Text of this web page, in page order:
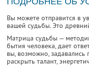
Вы можете отправится в
вашей судьбы. Это
Матрица судьбы —
бытия человека, дает
вы, возможно, задавались
раскрыть талант,